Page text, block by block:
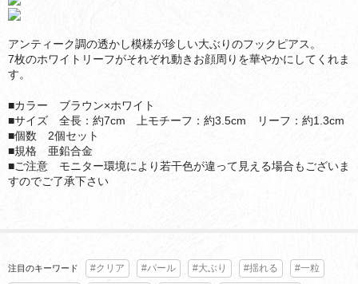
アンティーク調の透かし模様が珍しい大ぶりのフックピアス。
7枚のホワイトリーフがそれぞれ動きお顔周りを華やかにしてくれま
す。
■カラー ブラウン×ホワイト
■サイズ 全長：約7cm 上モチーフ：約3.5cm リーフ：約1.3cm
■個数 2個セット
■規格 亜鉛合金
■ご注意 モニター環境により若干色が違って見える場合もございま
すのでご了承下さい
注目のキーワード #クリア #パール #大ぶり #揺れる #一粒